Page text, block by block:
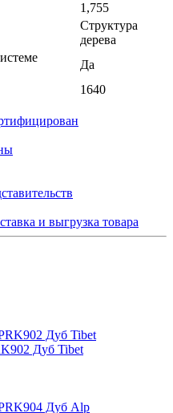
1,755
Структура
дерева
Да
1640
и выгрузка товара
Дуб Tibet